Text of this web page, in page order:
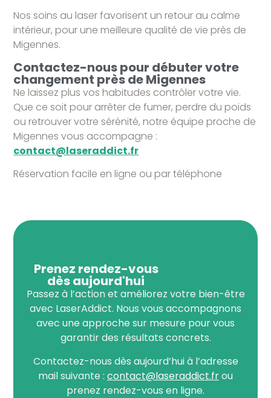
Nos soins au laser favorisent un retour au calme
intérieur, pour une meilleure qualité de vie près de
Migennes.
Contactez-nous pour débuter votre
changement près de Migennes
Ne laissez plus vos habitudes contrôler votre vie.
Que ce soit pour arrêter de fumer, perdre du poids
ou retrouver votre sérénité, notre équipe proche de
Migennes vous accompagne :
contact@laseraddict.fr
Réservation facile en ligne ou par téléphone
Prenez rendez-vous
dès aujourd'hui
Passez à l’action et améliorez votre bien-être
avec LaserAddict. Nous vous accompagnons
avec une approche sur mesure pour vous
garantir des résultats concrets.
Contactez-nous dès aujourd’hui à l’adresse
mail suivante : contact@laseraddict.frou
prenez rendez-vous en ligne.